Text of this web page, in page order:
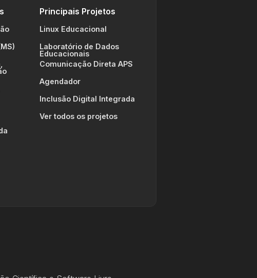
Principais Projetos
Linux Educacional
Laboratório de Dados
Educacionais
Comunicação Direta APS
Agendador
Inclusão Digital Integrada
Ver todos os projetos